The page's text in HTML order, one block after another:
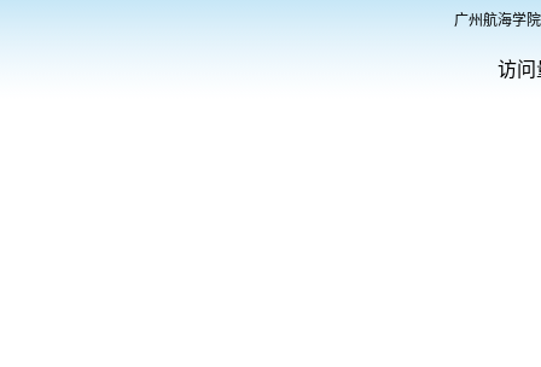
广州航海学
访问